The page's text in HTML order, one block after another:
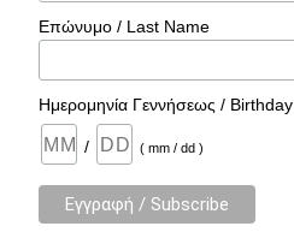
Επώνυμο / Last Name
Ημερομηνία Γεννήσεως / Birthday
/ ( mm / dd )